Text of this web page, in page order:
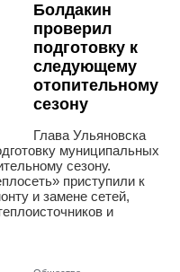
Болдакин
проверил
подготовку к
следующему
отопительному
сезону
Глава Ульяновска
муниципальных
сезону.
приступили к
и замене сетей,
и